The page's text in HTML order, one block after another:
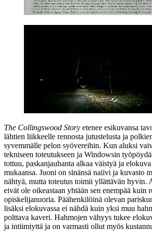
The Collingswood Story etenee esikuvansa
lähtien liikkeelle rennosta jutustelusta ja
syvemmälle pelon syövereihin. Kun aluksi
tekniseen toteutukseen ja Windowsin
tottuu, paskanjauhanta alkaa väistyä ja
mukaansa. Juoni on sinänsä naiivi ja kuvasto
nähtyä, mutta toteutus toimii yllättävän hyvin.
eivät ole oikeastaan yhtään sen enempää kuin
opiskelijanuoria. Päähenkilöinä olevan
lisäksi elokuvassa ei nähdä kuin yksi muu
polttava kaveri. Hahmojen vähyys tukee
ja intiimiyttä ja on varmasti ollut myös